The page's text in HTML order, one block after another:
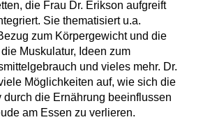
die Frau Dr. Erikson aufgreift
Sie thematisiert u.a.
zum Körpergewicht und die
Muskulatur, Ideen zum
und vieles mehr. Dr.
Möglichkeiten auf, wie sich die
durch die Ernährung beeinflussen
am Essen zu verlieren.